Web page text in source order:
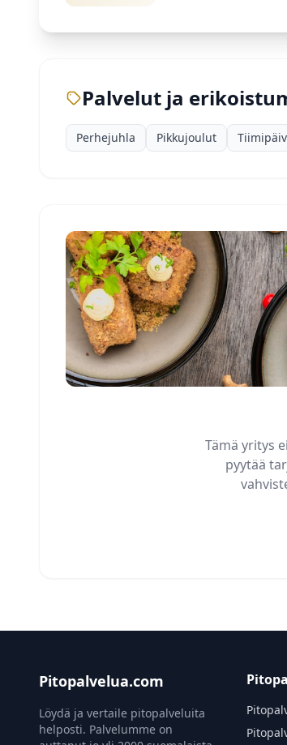
Palvelut ja
Perhejuhla Pikkujoulut
Tämä yritys
pyytää
Pitopalvelua.com
Löydä ja vertaile pitopalveluita
helposti. Palvelumme on